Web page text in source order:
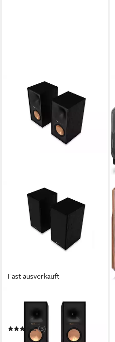
Fast ausverkauft
Klipsch R-50M
Regallautsprecher (Paar)
Regal-Lautsprecher
(3)
249,00 € UVP
349,00 €